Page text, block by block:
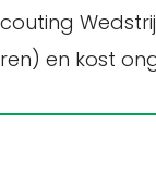
en kost